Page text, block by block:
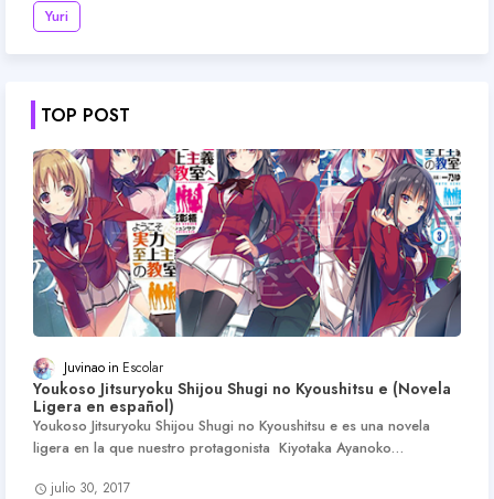
Yuri
TOP POST
Juvinao Escolar
Youkoso Jitsuryoku Shijou Shugi no Kyoushitsu e (Novela
Ligera en español)
Youkoso Jitsuryoku Shijou Shugi no Kyoushitsu e es una novela
ligera en la que nuestro protagonista Kiyotaka Ayanoko…
julio 30, 2017